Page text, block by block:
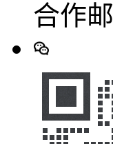
合作